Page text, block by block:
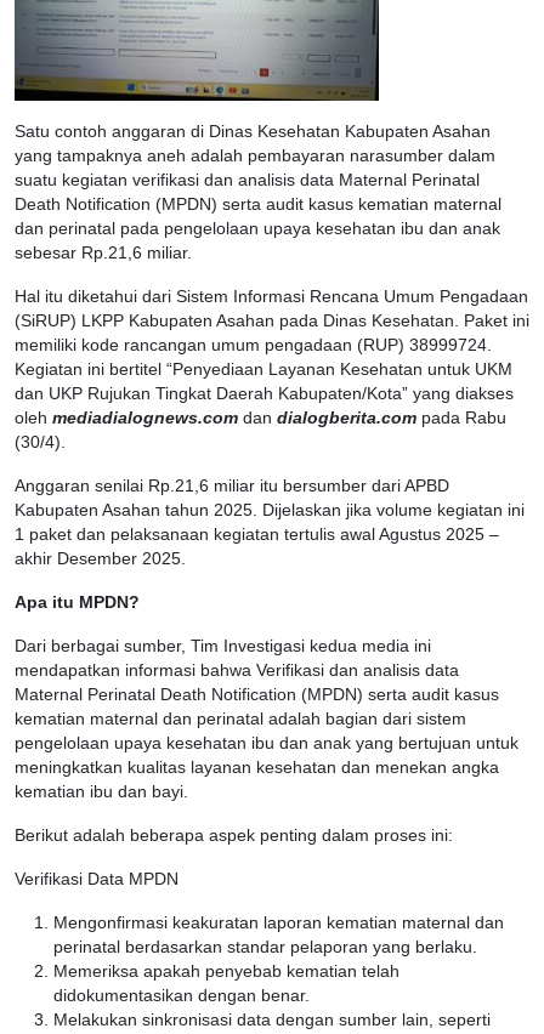
Satu contoh anggaran di Dinas Kesehatan Kabupaten Asahan
yang tampaknya aneh adalah pembayaran narasumber dalam
suatu kegiatan verifikasi dan analisis data Maternal Perinatal
Death Notification (MPDN) serta audit kasus kematian maternal
dan perinatal pada pengelolaan upaya kesehatan ibu dan anak
sebesar Rp.21,6 miliar.
Hal itu diketahui dari Sistem Informasi Rencana Umum Pengadaan
(SiRUP) LKPP Kabupaten Asahan pada Dinas Kesehatan. Paket ini
memiliki kode rancangan umum pengadaan (RUP) 38999724.
Kegiatan ini bertitel “Penyediaan Layanan Kesehatan untuk UKM
dan UKP Rujukan Tingkat Daerah Kabupaten/Kota” yang diakses
oleh mediadialognews.com dan dialogberita.com pada Rabu
(30/4).
Anggaran senilai Rp.21,6 miliar itu bersumber dari APBD
Kabupaten Asahan tahun 2025. Dijelaskan jika volume kegiatan ini
1 paket dan pelaksanaan kegiatan tertulis awal Agustus 2025 –
akhir Desember 2025.
Apa itu MPDN?
Dari berbagai sumber, Tim Investigasi kedua media ini
mendapatkan informasi bahwa Verifikasi dan analisis data
Maternal Perinatal Death Notification (MPDN) serta audit kasus
kematian maternal dan perinatal adalah bagian dari sistem
pengelolaan upaya kesehatan ibu dan anak yang bertujuan untuk
meningkatkan kualitas layanan kesehatan dan menekan angka
kematian ibu dan bayi.
Berikut adalah beberapa aspek penting dalam proses ini:
Verifikasi Data MPDN
Mengonfirmasi keakuratan laporan kematian maternal dan
perinatal berdasarkan standar pelaporan yang berlaku.
Memeriksa apakah penyebab kematian telah
didokumentasikan dengan benar.
Melakukan sinkronisasi data dengan sumber lain, seperti